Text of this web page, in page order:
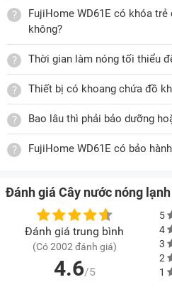
Về khả năng làm nóng, đung
suất làm nóng lên tới 500W
độ làm nóng trung bình từ 85 -
sử dụng đa dạng của người
phê, pha mì bất kì lúc nào...
Chất liệu cao cấp, bền đẹp
Cây nước nóng lạnh FujiHome
liệu cao cấp, độ bền đẹp lâu
304 chống gỉ, chống đóng cặn,
toàn đối với sức khỏe người
nóng lạnh được làm bằng nhựa
chắc chắn, dễ dàng lau chùi vệ
FujiHome WD61E có khóa
không?
Thời gian làm nóng tối thiểu
Thiết bị có khoang chứa đồ
Bao lâu thì phải bảo dưỡng
FujiHome WD61E có bảo
Đánh giá Cây nước nóng
Đánh giá trung bình
(Có 2002 đánh giá)
4.6/5
5
4
3
2
1